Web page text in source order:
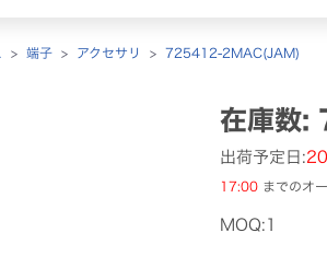
> 端子 > アクセサリ > 725412-2MAC(JAM)
在庫数
出荷予定日:
17:00までのオ
MOQ:1